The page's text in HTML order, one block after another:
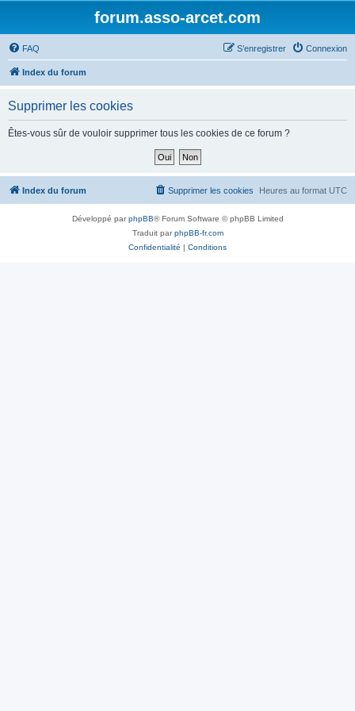
forum.asso-arcet.com
FAQ Connexion
S’enregistrer
Index du forum
Supprimer les cookies
Êtes-vous sûr de vouloir supprimer tous les cookies de ce forum ?
Index du forum Heures au format UTC
Supprimer les cookies
Développé parphpBB® Forum Software © phpBB Limited
Traduit parphpBB-fr.com
Confidentialité | Conditions